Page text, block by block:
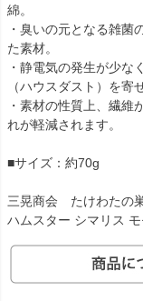
綿。
・臭いの元となる雑菌
た素材。
・静電気の発生が少な
（ハウスダスト）を寄
・素材の性質上、繊維
れが軽減されます。
■サイズ：約70g
三晃商会 たけわたの
ハムスター シマリス